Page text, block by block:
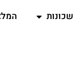
שכונות